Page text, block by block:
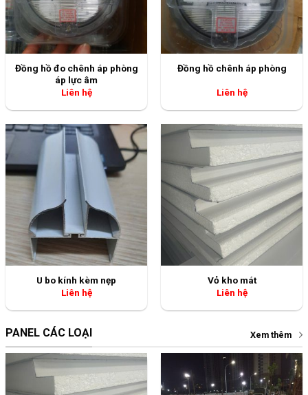
Đồng hồ đo chênh áp phòng
áp lực âm
Liên hệ
Đồng hồ chênh áp phòng
Liên hệ
U bo kính kèm nẹp
Liên hệ
Vỏ kho mát
Liên hệ
PANEL CÁC LOẠI Xem thêm